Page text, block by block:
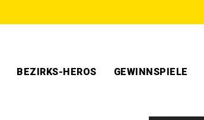
BEZIRKS-HEROS GEWINNSPIELE